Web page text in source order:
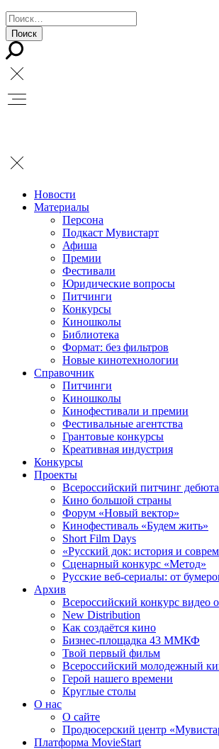
Новости
Материалы
Персона
Подкаст Мувистарт
Афиша
Премии
Фестивали
Юридические вопросы
Питчинги
Конкурсы
Киношколы
Библиотека
Формат: без фильтров
Новые кинотехнологии
Справочник
Питчинги
Киношколы
Кинофестивали и премии
Фестивальные агентства
Грантовые конкурсы
Креативная индустрия
Конкурсы
Проекты
Всероссийский питчинг
Кино большой страны
Форум «Новый вектор»
Кинофестиваль «Будем жить»
Short Film Days
«Русский док: история и
Сценарный конкурс «Метод»
Русские веб-сериалы: от
Архив
Всероссийский конкурс видео
New Distribution
Как создаётся кино
Бизнес-площадка 43 ММКФ
Твой первый фильм
Всероссийский молодежный
Герой нашего времени
Круглые столы
О нас
О сайте
Продюсерский центр
Платформа MovieStart